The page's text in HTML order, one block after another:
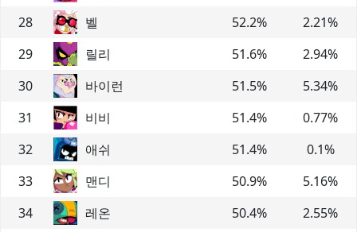
28
벨 52.2% 2.21%
29
릴리 51.6% 2.94%
30
바이런 51.5% 5.34%
31
비비 51.4% 0.77%
32
애쉬 51.4% 0.1%
33
맨디 50.9% 5.16%
34
레온 50.4% 2.55%